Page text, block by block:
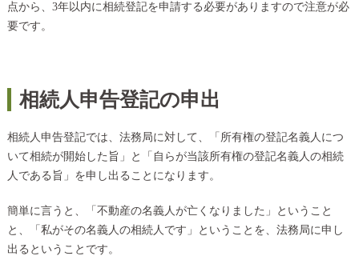
点から、3年以内に相続登記を申請する必要がありますので注意が必
要です。
相続人申告登記の申出
相続人申告登記では、法務局に対して、「所有権の登記名義人につ
いて相続が開始した旨」と「自らが当該所有権の登記名義人の相続
人である旨」を申し出ることになります。
簡単に言うと、「不動産の名義人が亡くなりました」ということ
と、「私がその名義人の相続人です」ということを、法務局に申し
出るということです。